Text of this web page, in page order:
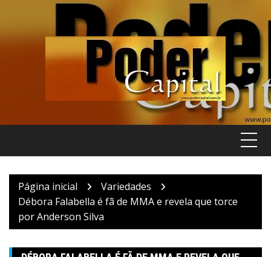
Página inicial
Variedades
Débora Falabella é fã de MMA e revela que torce
por Anderson Silva